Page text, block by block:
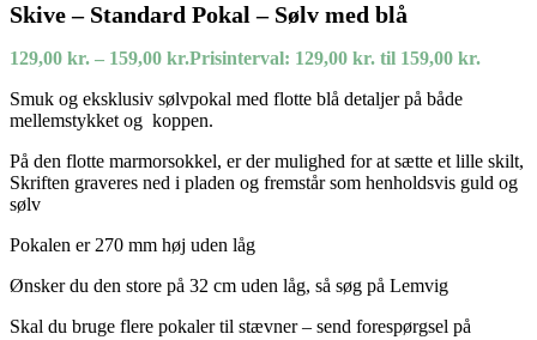
Skive – Standard Pokal – Sølv med blå
129,00 kr. – 159,00 kr.Prisinterval: 129,00 kr. til 159,00 kr.
Smuk og eksklusiv sølvpokal med flotte blå detaljer på både
mellemstykket og koppen.
På den flotte marmorsokkel, er der mulighed for at sætte et lille skilt,
Skriften graveres ned i pladen og fremstår som henholdsvis guld og
sølv
Pokalen er 270 mm høj uden låg
Ønsker du den store på 32 cm uden låg, så søg på Lemvig
Skal du bruge flere pokaler til stævner – send forespørgsel på